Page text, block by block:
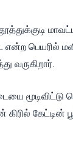
பெயரில்
வருகிறார்.
கேட்டின்